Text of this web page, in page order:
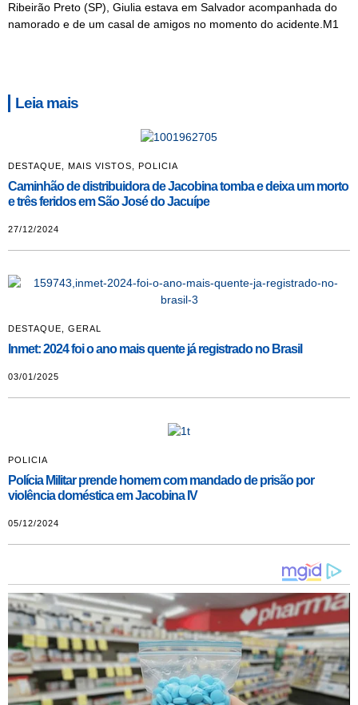
Ribeirão Preto (SP), Giulia estava em Salvador acompanhada do
namorado e de um casal de amigos no momento do acidente.M1
Leia mais
DESTAQUE MAIS VISTOS POLICIA
Caminhão de distribuidora de Jacobina tomba e deixa um morto
e três feridos em São José do Jacuípe
27/12/2024
DESTAQUE GERAL
Inmet: 2024 foi o ano mais quente já registrado no Brasil
03/01/2025
POLICIA
Polícia Militar prende homem com mandado de prisão por
violência doméstica em Jacobina IV
05/12/2024